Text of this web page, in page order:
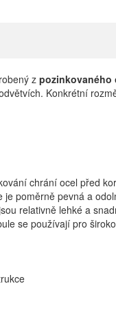
zpozinkovaného
Konkrétní
chrání ocel před
je poměrně pevná a
relativně lehké a
se používají pro